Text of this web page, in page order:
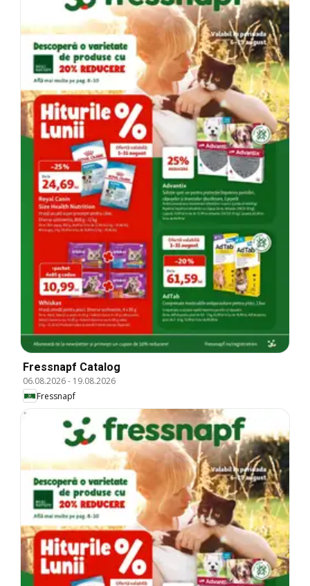
Fressnapf Catalog
06.08.2026- 19.08.2026
Fressnapf